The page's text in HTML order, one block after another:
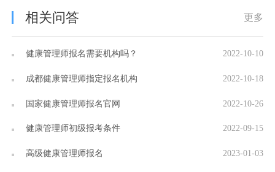
相关问答 更多
健康管理师报名需要机构吗？ 2022-10-10
成都健康管理师指定报名机构 2022-10-18
国家健康管理师报名官网 2022-10-26
健康管理师初级报考条件 2022-09-15
高级健康管理师报名 2023-01-03